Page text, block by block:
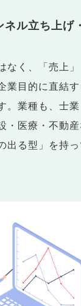
ネル立ち上げ
なく、「売上
業目的に直結
。業種も、士
・医療・不動産
出る型」を持っ